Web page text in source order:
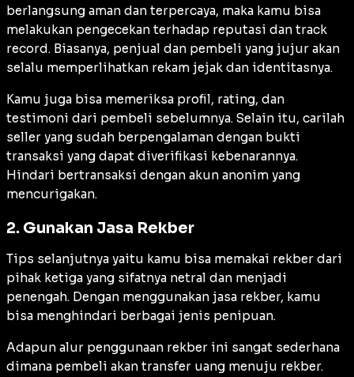
berlangsung aman dan terpercaya, maka kamu bisa
melakukan pengecekan terhadap reputasi dan track
record. Biasanya, penjual dan pembeli yang jujur akan
selalu memperlihatkan rekam jejak dan identitasnya.
Kamu juga bisa memeriksa profil, rating, dan
testimoni dari pembeli sebelumnya. Selain itu, carilah
seller yang sudah berpengalaman dengan bukti
transaksi yang dapat diverifikasi kebenarannya.
Hindari bertransaksi dengan akun anonim yang
mencurigakan.
2. Gunakan Jasa Rekber
Tips selanjutnya yaitu kamu bisa memakai rekber dari
pihak ketiga yang sifatnya netral dan menjadi
penengah. Dengan menggunakan jasa rekber, kamu
bisa menghindari berbagai jenis penipuan.
Adapun alur penggunaan rekber ini sangat sederhana
dimana pembeli akan transfer uang menuju rekber.